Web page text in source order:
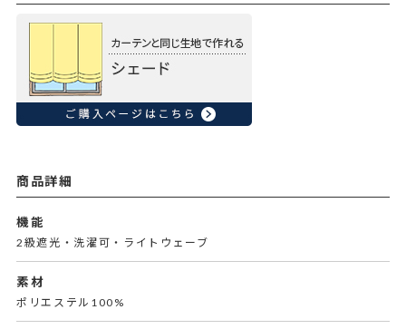
商品詳細
機能
2級遮光・洗濯可・ライトウェーブ
素材
ポリエステル100%